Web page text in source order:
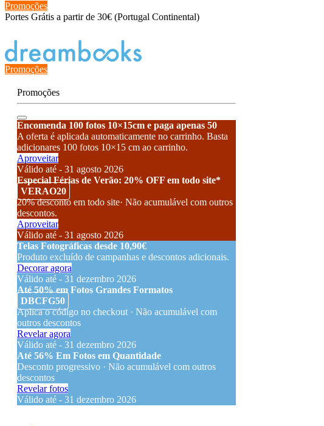
Promoções
Portes Grátis a partir de 30€ (Portugal Continental)
Promoções
Promoções
Encomenda 100 fotos 10×15cm e paga apenas 50
A oferta é aplicada automaticamente no carrinho. Basta
adicionares 100 fotos 10×15 cm ao carrinho.
Aproveitar
Válido até - 31 agosto 2026
Especial Férias de Verão: 20% OFF em todo site*
VERAO20
20% desconto em todo site· Não acumulável com outros
descontos.
Aproveitar
Válido até - 31 agosto 2026
Telas Fotográficas desde 10,90€
Produto excluído de campanhas e descontos adicionais.
Decorar agora
Válido até - 31 dezembro 2026
Até 50% em Fotos Grandes Formatos
DBCFG50
Aplica o código no checkout · Não acumulável com
outros descontos
Revelar agora
Válido até - 31 dezembro 2026
Até 56% Em Fotos em Quantidade
Desconto progressivo · Não acumulável com outros
descontos
Revelar fotos
Válido até - 31 dezembro 2026